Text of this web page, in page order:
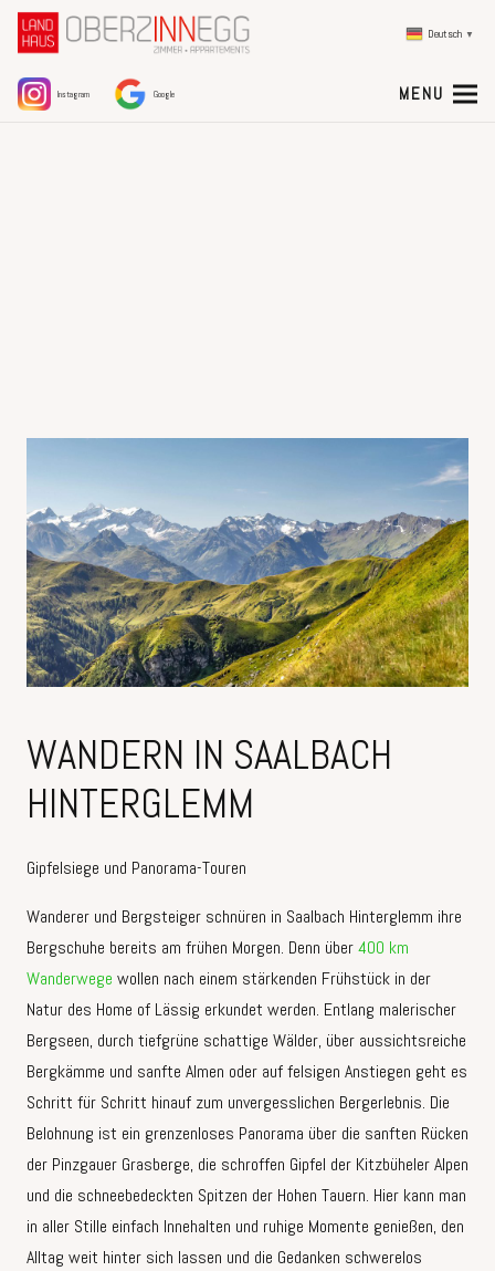
Deutsch ▼
Instagram Google MENU
WANDERN IN SAALBACH
HINTERGLEMM
Gipfelsiege und Panorama-Touren
Wanderer und Bergsteiger schnüren in Saalbach Hinterglemm ihre
Bergschuhe bereits am frühen Morgen. Denn über400 km
Wanderwege wollen nach einem stärkenden Frühstück in der
Natur des Home of Lässig erkundet werden. Entlang malerischer
Bergseen, durch tiefgrüne schattige Wälder, über aussichtsreiche
Bergkämme und sanfte Almen oder auf felsigen Anstiegen geht es
Schritt für Schritt hinauf zum unvergesslichen Bergerlebnis. Die
Belohnung ist ein grenzenloses Panorama über die sanften Rücken
der Pinzgauer Grasberge, die schroffen Gipfel der Kitzbüheler Alpen
und die schneebedeckten Spitzen der Hohen Tauern. Hier kann man
in aller Stille einfach Innehalten und ruhige Momente genießen, den
Alltag weit hinter sich lassen und die Gedanken schwerelos